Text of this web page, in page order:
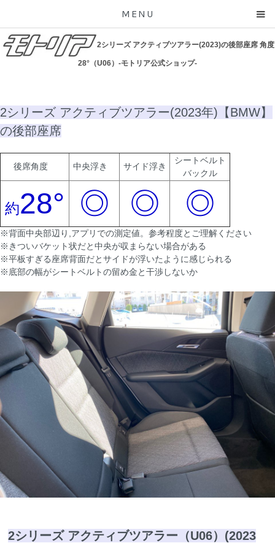
MENU
2シリーズ アクティブツアラー(2023)の後部座席 角度
28°（U06）-モトリア公式ショップ-
2シリーズ アクティブツアラー(2023年)【BMW】
の後部座席
後席角度 中央浮き サイド浮き
シートベルト
バックル
約28° ◎ ◎ ◎
※背面中央部辺り,アプリでの測定値。参考程度とご理解ください
※きついバケット状だと中央が収まらない場合がある
※平板すぎる座席背面だとサイドが浮いたように感じられる
※底部の幅がシートベルトの留め金と干渉しないか
2シリーズ アクティブツアラー（U06）(2023